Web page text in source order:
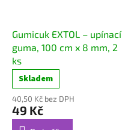
Gumicuk EXTOL – upínací
guma, 100 cm x 8 mm, 2
ks
Skladem
40,50 Kč bez DPH
49 Kč